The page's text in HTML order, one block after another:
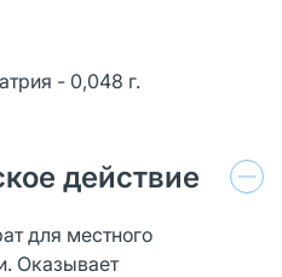
- 0,048 г.
действие
для местного
Оказывает